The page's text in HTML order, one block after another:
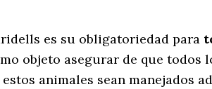
es su obligatoriedad para
objeto asegurar de que todos
animales sean manejados